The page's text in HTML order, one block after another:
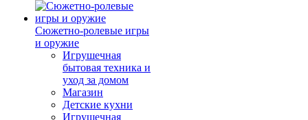
Сюжетно-ролевые игры
и оружие
Игрушечная
бытовая техника и
уход за домом
Магазин
Детские кухни
Игрушечная